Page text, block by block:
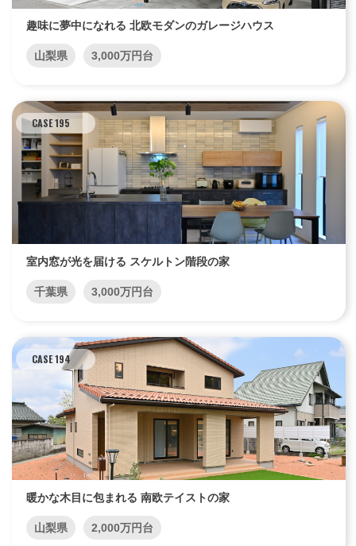
趣味に夢中になれる 北欧モダンのガレージハウス
山梨県 3,000万円台
CASE 195
室内窓が光を届ける スケルトン階段の家
千葉県 3,000万円台
CASE 194
暖かな木目に包まれる 南欧テイストの家
山梨県 2,000万円台